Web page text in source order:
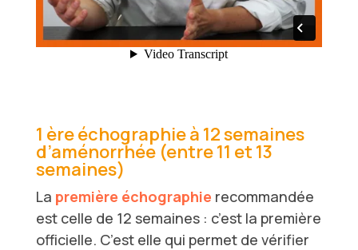
1 ère échographie à 12 semaines
d’aménorrhée (entre 11 et 13
semaines)
La première échographie recommandée
est celle de 12 semaines : c’est la première
officielle. C’est elle qui permet de vérifier